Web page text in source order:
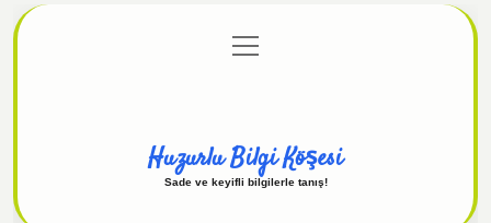
Gizlilik Politikası
menüyü
aç
Huzurlu Bilgi Köşesi
Sade ve keyifli bilgilerle tanış!